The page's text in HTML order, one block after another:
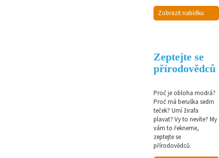
Zobrazit nabídku
Zeptejte se
přírodovědců
Proč je obloha modrá?
Proč má beruška sedm
teček? Umí žirafa
plavat? Vy to nevíte? My
vám to řekneme,
zeptejte se
přírodovědců.